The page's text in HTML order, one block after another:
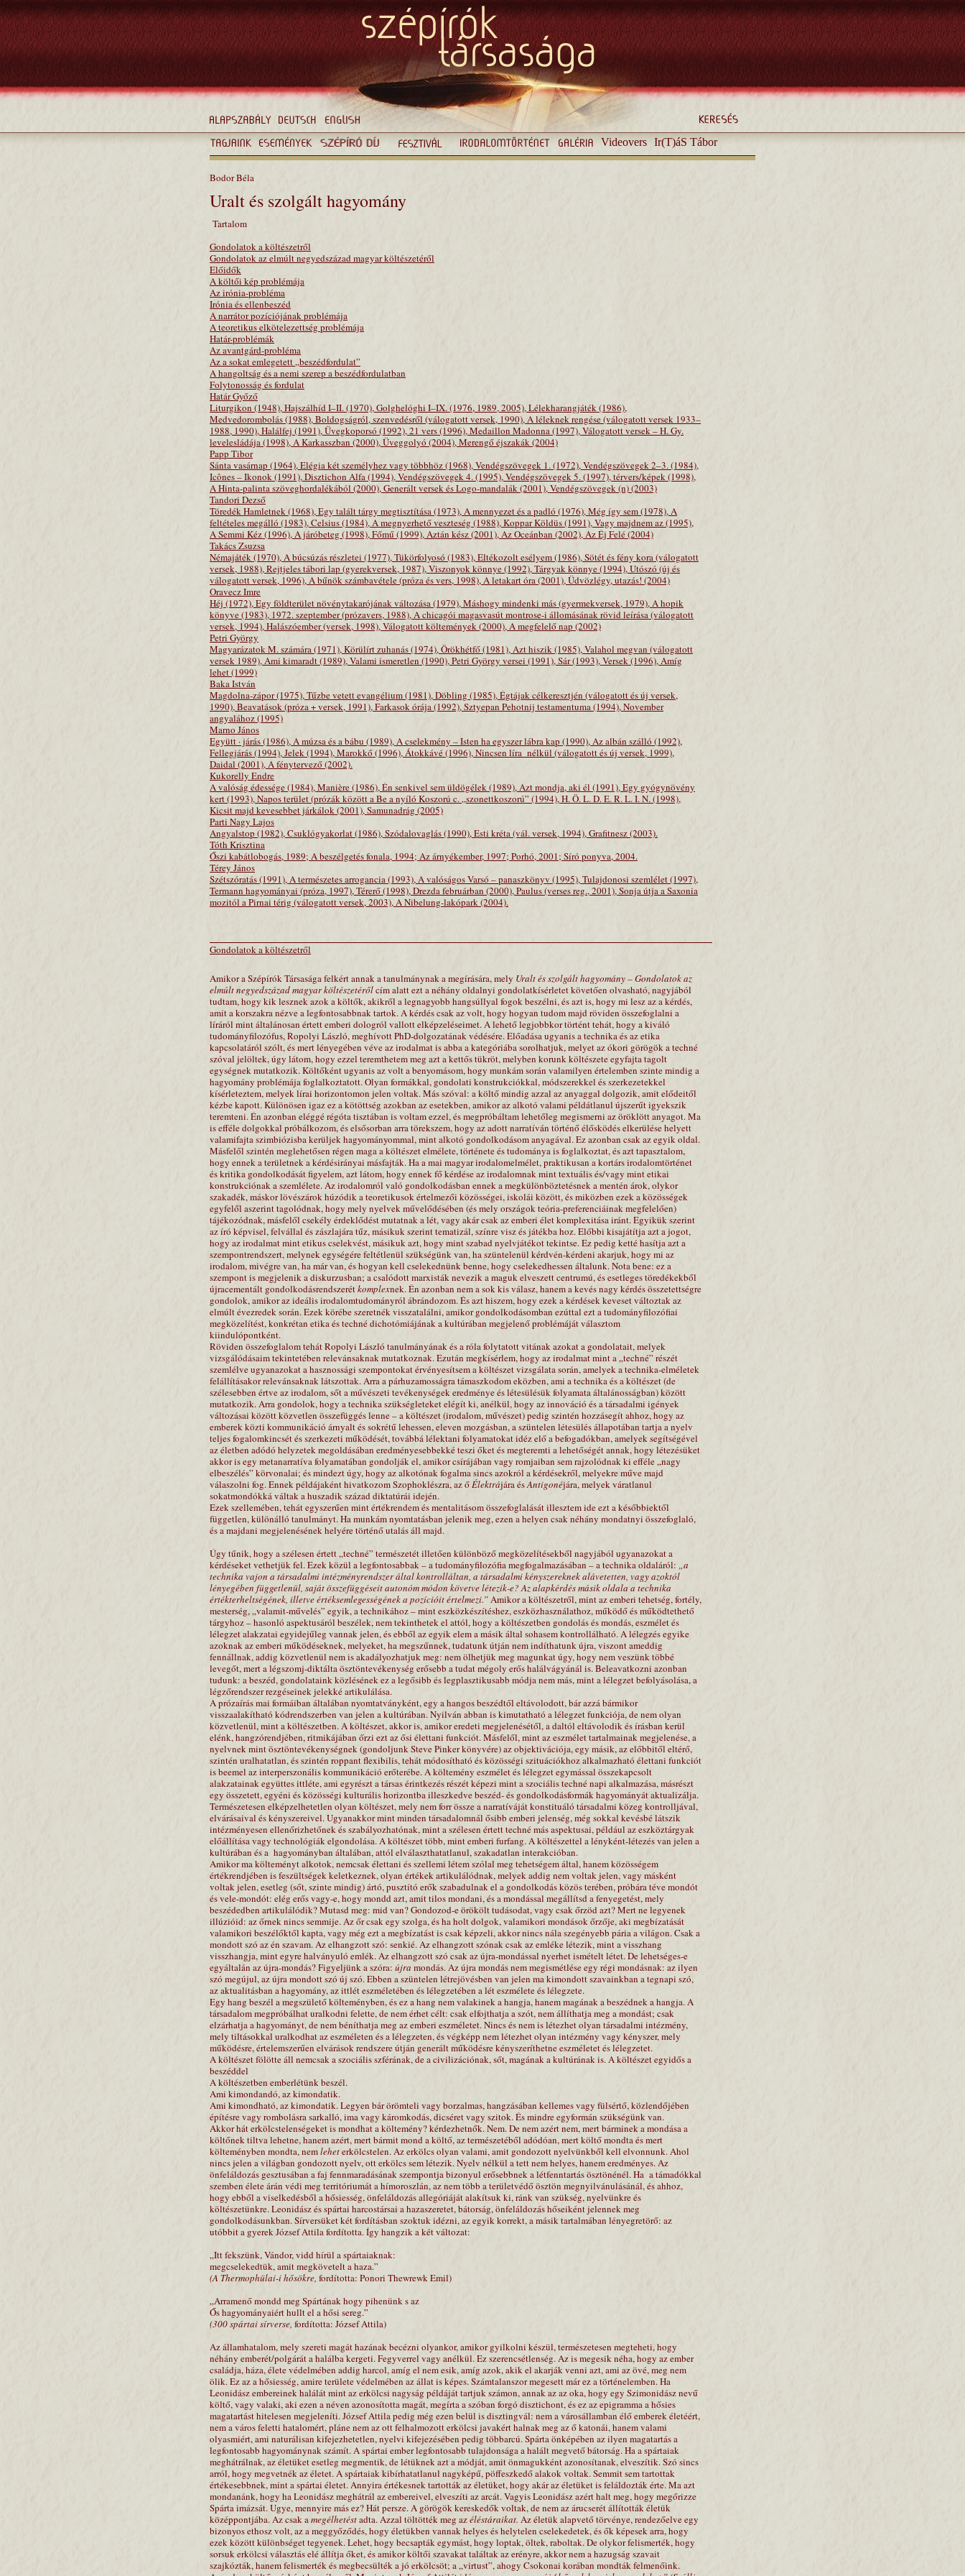
Videovers Ir(T)áS Tábor
Bodor Béla
Uralt és szolgált hagyomány
Tartalom
Gondolatok a költészetről
Gondolatok az elmúlt negyedszázad magyar költészetéről
Előidők
A költői kép problémája
Az irónia-probléma
Irónia és ellenbeszéd
A narrátor pozíciójának problémája
A teoretikus elkötelezettség problémája
Határ-problémák
Az avantgárd-probléma
Az a sokat emlegetett „beszédfordulat”
A hangoltság és a nemi szerep a beszédfordulatban
Folytonosság és fordulat
Határ Győző
Liturgikon (1948), Hajszálhíd I–II. (1970), Golghelóghi I–IX. (1976, 1989, 2005), Lélekharangjáték (1986),
Medvedorombolás (1988), Boldogságról, szenvedésről (válogatott versek, 1990), A léleknek rengése (válogatott versek 1933–
1988, 1990), Halálfej (1991), Üvegkoporsó (1992), 21 vers (1996), Medaillon Madonna (1997), Válogatott versek – H. Gy.
levelesládája (1998), A Karkasszban (2000), Üveggolyó (2004), Merengő éjszakák (2004)
Papp Tibor
Sánta vasárnap (1964), Elégia két személyhez vagy többhöz (1968), Vendégszövegek 1. (1972), Vendégszövegek 2–3. (1984),
Icônes – Ikonok (1991), Disztichon Alfa (1994), Vendégszövegek 4. (1995), Vendégszövegek 5. (1997), térvers/képek (1998),
A Hinta-palinta szöveghordalékából (2000), Generált versek és Logo-mandalák (2001), Vendégszövegek (n) (2003)
Tandori Dezső
Töredék Hamletnek (1968), Egy talált tárgy megtisztítása (1973), A mennyezet és a padló (1976), Még így sem (1978), A
feltételes megálló (1983), Celsius (1984), A megnyerhető veszteség (1988), Koppar Köldüs (1991), Vagy majdnem az (1995),
A Semmi Kéz (1996), A járóbeteg (1998), Főmű (1999), Aztán kész (2001), Az Oceánban (2002), Az Éj Felé (2004)
Takács Zsuzsa
Némajáték (1970), A búcsúzás részletei (1977), Tükörfolyosó (1983), Eltékozolt esélyem (1986), Sötét és fény kora (válogatott
versek, 1988), Rejtjeles tábori lap (gyerekversek, 1987), Viszonyok könnye (1992), Tárgyak könnye (1994), Utószó (új és
válogatott versek, 1996), A bűnök számbavétele (próza és vers, 1998), A letakart óra (2001), Üdvözlégy, utazás! (2004)
Oravecz Imre
Héj (1972), Egy földterület növénytakarójának változása (1979), Máshogy mindenki más (gyermekversek, 1979), A hopik
könyve (1983), 1972. szeptember (prózavers, 1988), A chicagói magasvasút montrose-i állomásának rövid leírása (válogatott
versek, 1994), Halászóember (versek, 1998), Válogatott költemények (2000), A megfelelő nap (2002)
Petri György
Magyarázatok M. számára (1971), Körülírt zuhanás (1974), Örökhétfő (1981), Azt hiszik (1985), Valahol megvan (válogatott
versek 1989), Ami kimaradt (1989), Valami ismeretlen (1990), Petri György versei (1991), Sár (1993), Versek (1996), Amíg
lehet (1999)
Baka István
Magdolna-zápor (1975), Tűzbe vetett evangélium (1981), Döbling (1985), Égtájak célkeresztjén (válogatott és új versek,
1990), Beavatások (próza + versek, 1991), Farkasok órája (1992), Sztyepan Pehotnij testamentuma (1994), November
angyalához (1995)
Marno János
Együtt · járás (1986), A múzsa és a bábu (1989), A cselekmény – Isten ha egyszer lábra kap (1990), Az albán szálló (1992),
Fellegjárás (1994), Jelek (1994), Marokkő (1996), Átokkávé (1996), Nincsen líra nélkül (válogatott és új versek, 1999),
Daidal (2001), A fénytervező (2002).
Kukorelly Endre
A valóság édessége (1984), Manière (1986), Én senkivel sem üldögélek (1989), Azt mondja, aki él (1991), Egy gyógynövény
kert (1993), Napos terület (prózák között a Be a nyíló Koszorú c. „szonettkoszorú” (1994), H. Ö. L. D. E. R. L. I. N. (1998),
Kicsit majd kevesebbet járkálok (2001), Samunadrág (2005)
Parti Nagy Lajos
Angyalstop (1982), Csuklógyakorlat (1986), Szódalovaglás (1990), Esti kréta (vál. versek, 1994), Grafitnesz (2003).
Tóth Krisztina
Őszi kabátlobogás, 1989; A beszélgetés fonala, 1994; Az árnyékember, 1997; Porhó, 2001; Síró ponyva, 2004.
Térey János
Szétszóratás (1991), A természetes arrogancia (1993), A valóságos Varsó – panaszkönyv (1995), Tulajdonosi szemlélet (1997),
Termann hagyományai (próza, 1997), Térerő (1998), Drezda februárban (2000), Paulus (verses reg., 2001), Sonja útja a Saxonia
mozitól a Pirnai térig (válogatott versek, 2003), A Nibelung-lakópark (2004).
Gondolatok a költészetről
Amikor a Szépírók Társasága felkért annak a tanulmánynak a megírására, mely Uralt és szolgált hagyomány – Gondolatok az
elmúlt negyedszázad magyar költészetérőlcím alatt ezt a néhány oldalnyi gondolatkísérletet követően olvasható, nagyjából
tudtam, hogy kik lesznek azok a költők, akikről a legnagyobb hangsúllyal fogok beszélni, és azt is, hogy mi lesz az a kérdés,
amit a korszakra nézve a legfontosabbnak tartok. A kérdés csak az volt, hogy hogyan tudom majd röviden összefoglalni a
líráról mint általánosan értett emberi dologról vallott elképzeléseimet. A lehető legjobbkor történt tehát, hogy a kiváló
tudományfilozófus, Ropolyi László, meghívott PhD-dolgozatának védésére. Előadása ugyanis a technika és az etika
kapcsolatáról szólt, és mert lényegében véve az irodalmat is abba a kategóriába sorolhatjuk, melyet az ókori görögök a techné
szóval jelöltek, úgy látom, hogy ezzel teremthetem meg azt a kettős tükröt, melyben korunk költészete egyfajta tagolt
egységnek mutatkozik. Költőként ugyanis az volt a benyomásom, hogy munkám során valamilyen értelemben szinte mindig a
hagyomány problémája foglalkoztatott. Olyan formákkal, gondolati konstrukciókkal, módszerekkel és szerkezetekkel
kísérleteztem, melyek lírai horizontomon jelen voltak. Más szóval: a költő mindig azzal az anyaggal dolgozik, amit elődeitől
kézbe kapott. Különösen igaz ez a kötöttség azokban az esetekben, amikor az alkotó valami példátlanul újszerűt igyekszik
teremteni. Én azonban eléggé régóta tisztában is voltam ezzel, és megpróbáltam lehetőleg megismerni az öröklött anyagot. Ma
is efféle dolgokkal próbálkozom, és elsősorban arra törekszem, hogy az adott narratíván történő élősködés elkerülése helyett
valamifajta szimbiózisba kerüljek hagyományommal, mint alkotó gondolkodásom anyagával. Ez azonban csak az egyik oldal.
Másfelől szintén meglehetősen régen maga a költészet elmélete, története és tudománya is foglalkoztat, és azt tapasztalom,
hogy ennek a területnek a kérdésirányai másfajták. Ha a mai magyar irodalomelmélet, praktikusan a kortárs irodalomtörténet
és kritika gondolkodását figyelem, azt látom, hogy ennek fő kérdése az irodalomnak mint textuális és/vagy mint etikai
konstrukciónak a szemlélete. Az irodalomról való gondolkodásban ennek a megkülönböztetésnek a mentén árok, olykor
szakadék, máskor lövészárok húzódik a teoretikusok értelmezői közösségei, iskolái között, és miközben ezek a közösségek
egyfelől aszerint tagolódnak, hogy mely nyelvek művelődésében (és mely országok teória-preferenciáinak megfelelően)
tájékozódnak, másfelől csekély érdeklődést mutatnak a lét, vagy akár csak az emberi élet komplexitása iránt. Egyikük szerint
az író képvisel, felvállal és zászlajára tűz, másikuk szerint tematizál, színre visz és játékba hoz. Előbbi kisajátítja azt a jogot,
hogy az irodalmat mint etikus cselekvést, másikuk azt, hogy mint szabad nyelvjátékot tekintse. Ez pedig ketté hasítja azt a
szempontrendszert, melynek egységére feltétlenül szükségünk van, ha szüntelenül kérdvén-kérdeni akarjuk, hogy mi az
irodalom, mivégre van, ha már van, és hogyan kell cselekednünk benne, hogy cselekedhessen általunk. Nota bene: ez a
szempont is megjelenik a diskurzusban; a csalódott marxisták nevezik a maguk elveszett centrumú, és esetleges töredékekből
újracementált gondolkodásrendszerétkomplexnek. Én azonban nem a sok kis válasz, hanem a kevés nagy kérdés összetettségre
gondolok, amikor az ideális irodalomtudományról ábrándozom. És azt hiszem, hogy ezek a kérdések keveset változtak az
elmúlt évezredek során. Ezek körébe szeretnék visszatalálni, amikor gondolkodásomban ezúttal ezt a tudományfilozófiai
megközelítést, konkrétan etika és techné dichotómiájának a kultúrában megjelenő problémáját választom
kiindulópontként.
Röviden összefoglalom tehát Ropolyi László tanulmányának és a róla folytatott vitának azokat a gondolatait, melyek
vizsgálódásaim tekintetében relevánsaknak mutatkoznak. Ezután megkísérlem, hogy az irodalmat mint a „techné” részét
szemlélve ugyanazokat a hasznossági szempontokat érvényesítsem a költészet vizsgálata során, amelyek a technika-elméletek
felállításakor relevánsaknak látszottak. Arra a párhuzamosságra támaszkodom eközben, ami a technika és a költészet (de
szélesebben értve az irodalom, sőt a művészeti tevékenységek eredménye és létesülésük folyamata általánosságban) között
mutatkozik. Arra gondolok, hogy a technika szükségleteket elégít ki, anélkül, hogy az innováció és a társadalmi igények
változásai között közvetlen összefüggés lenne – a költészet (irodalom, művészet) pedig szintén hozzásegít ahhoz, hogy az
emberek közti kommunikáció árnyalt és sokrétű lehessen, eleven mozgásban, a szüntelen létesülés állapotában tartja a nyelv
teljes fogalomkincsét és szerkezeti működését, továbbá lélektani folyamatokat idéz elő a befogadókban, amelyek segítségével
az életben adódó helyzetek megoldásában eredményesebbekké teszi őket és megteremti a lehetőségét annak, hogy létezésüket
akkor is egy metanarratíva folyamatában gondolják el, amikor csírájában vagy romjaiban sem rajzolódnak ki efféle „nagy
elbeszélés” körvonalai; és mindezt úgy, hogy az alkotónak fogalma sincs azokról a kérdésekről, melyekre műve majd
válaszolni fog. Ennek példájaként hivatkozom Szophoklészra, az őÉlektrájára ésAntigonéjára, melyek váratlanul
sokatmondókká váltak a huszadik század diktatúrái idején.
Ezek szellemében, tehát egyszerűen mint értékrendem és mentalitásom összefoglalását illesztem ide ezt a későbbiektől
független, különálló tanulmányt. Ha munkám nyomtatásban jelenik meg, ezen a helyen csak néhány mondatnyi összefoglaló,
és a majdani megjelenésének helyére történő utalás áll majd.
Úgy tűnik, hogy a szélesen értett „techné” természetét illetően különböző megközelítésekből nagyjából ugyanazokat a
kérdéseket vethetjük fel. Ezek közül a legfontosabbak – a tudományfilozófia megfogalmazásában – a technika oldaláról: „a
technika vajon a társadalmi intézményrendszer által kontrolláltan, a társadalmi kényszereknek alávetetten, vagy azoktól
lényegében függetlenül, saját összefüggéseit autonóm módon követve létezik-e? Az alapkérdés másik oldala a technika
értékterheltségének, illetve értéksemlegességének a pozícióit értelmezi.”Amikor a költészetről, mint az emberi tehetség, fortély,
mesterség, „valamit-művelés” egyik, a technikához – mint eszközkészítéshez, eszközhasználathoz, működő és működtethető
tárgyhoz – hasonló aspektusáról beszélek, nem tekinthetek el attól, hogy a költészetben gondolás és mondás, eszmélet és
lélegzet alakzatai egyidejűleg vannak jelen, és ebből az egyik elem a másik által sohasem kontrollálható. A lélegzés egyike
azoknak az emberi működéseknek, melyeket, ha megszűnnek, tudatunk útján nem indíthatunk újra, viszont ameddig
fennállnak, addig közvetlenül nem is akadályozhatjuk meg: nem ölhetjük meg magunkat úgy, hogy nem veszünk többé
levegőt, mert a légszomj-diktálta ösztöntevékenység erősebb a tudat mégoly erős halálvágyánál is. Beleavatkozni azonban
tudunk: a beszéd, gondolataink közlésének ez a legősibb és legplasztikusabb módja nem más, mint a lélegzet befolyásolása, a
légzőrendszer rezgéseinek jelekké artikulálása.
A prózaírás mai formáiban általában nyomtatványként, egy a hangos beszédtől eltávolodott, bár azzá bármikor
visszaalakítható kódrendszerben van jelen a kultúrában. Nyilván abban is kimutatható a lélegzet funkciója, de nem olyan
közvetlenül, mint a költészetben. A költészet, akkor is, amikor eredeti megjelenésétől, a daltól eltávolodik és írásban kerül
elénk, hangzórendjében, ritmikájában őrzi ezt az ősi élettani funkciót. Másfelől, mint az eszmélet tartalmainak megjelenése, a
nyelvnek mint ösztöntevékenységnek (gondoljunk Steve Pinker könyvére) az objektivációja, egy másik, az előbbitől eltérő,
szintén uralhatatlan, és szintén roppant flexibilis, tehát módosítható és közösségi szituációkhoz alkalmazható élettani funkciót
is beemel az interperszonális kommunikáció erőterébe. A költemény eszmélet és lélegzet egymással összekapcsolt
alakzatainak együttes ittléte, ami egyrészt a társas érintkezés részét képezi mint a szociális techné napi alkalmazása, másrészt
egy összetett, egyéni és közösségi kulturális horizontba illeszkedve beszéd- és gondolkodásformák hagyományát aktualizálja.
Természetesen elképzelhetetlen olyan költészet, mely nem forr össze a narratíváját konstituáló társadalmi közeg kontrolljával,
elvárásaival és kényszereivel. Ugyanakkor mint minden társadalomnál ősibb emberi jelenség, még sokkal kevésbé látszik
intézményesen ellenőrizhetőnek és szabályozhatónak, mint a szélesen értett techné más aspektusai, például az eszköztárgyak
előállítása vagy technológiák elgondolása. A költészet több, mint emberi furfang. A költészettel a lényként-létezés van jelen a
kultúrában és a hagyományban általában, attól elválaszthatatlanul, szakadatlan interakcióban.
Amikor ma költeményt alkotok, nemcsak élettani és szellemi létem szólal meg tehetségem által, hanem közösségem
értékrendjében is feszültségek keletkeznek, olyan értékek artikulálódnak, melyek addig nem voltak jelen, vagy másként
voltak jelen, esetleg (sőt, szinte mindig) ártó, pusztító erők szabadulnak el a gondolkodás közös terében, próbára téve mondót
és vele-mondót: elég erős vagy-e, hogy mondd azt, amit tilos mondani, és a mondással megállítsd a fenyegetést, mely
beszédedben artikulálódik? Mutasd meg: mid van? Gondozod-e örökölt tudásodat, vagy csak őrzöd azt? Mert ne legyenek
illúzióid: az őrnek nincs semmije. Az őr csak egy szolga, és ha holt dolgok, valamikori mondások őrzője, aki megbízatását
valamikori beszélőktől kapta, vagy még ezt a megbízatást is csak képzeli, akkor nincs nála szegényebb pária a világon. Csak a
mondott szó az én szavam. Az elhangzott szó: senkié. Az elhangzott szónak csak az emléke létezik, mint a visszhang
visszhangja, mint egyre halványuló emlék. Az elhangzott szó csak az újra-mondással nyerhet ismételt létet. De lehetséges-e
egyáltalán az újra-mondás? Figyeljünk a szóra: újra mondás. Az újra mondás nem megismétlése egy régi mondásnak: az ilyen
szó megújul, az újra mondott szó új szó. Ebben a szüntelen létrejövésben van jelen ma kimondott szavainkban a tegnapi szó,
az aktualitásban a hagyomány, az ittlét eszméletében és lélegzetében a lét eszmélete és lélegzete.
Egy hang beszél a megszülető költeményben, és ez a hang nem valakinek a hangja, hanem magának a beszédnek a hangja. A
társadalom megpróbálhat uralkodni felette, de nem érhet célt: csak elfojthatja a szót, nem állíthatja meg a mondást; csak
elzárhatja a hagyományt, de nem béníthatja meg az emberi eszméletet. Nincs és nem is létezhet olyan társadalmi intézmény,
mely tiltásokkal uralkodhat az eszméleten és a lélegzeten, és végképp nem létezhet olyan intézmény vagy kényszer, mely
működésre, értelemszerűen elvárások rendszere útján generált működésre kényszeríthetne eszméletet és lélegzetet.
A költészet fölötte áll nemcsak a szociális szférának, de a civilizációnak, sőt, magának a kultúrának is. A költészet egyidős a
beszéddel
A költészetben emberlétünk beszél.
Ami kimondandó, az kimondatik.
Ami kimondható, az kimondatik. Legyen bár örömteli vagy borzalmas, hangzásában kellemes vagy fülsértő, közlendőjében
építésre vagy rombolásra sarkalló, ima vagy káromkodás, dicséret vagy szitok. És mindre egyformán szükségünk van.
Akkor hát erkölcstelenségeket is mondhat a költemény? kérdezhetnők. Nem. De nem azért nem, mert bárminek a mondása a
költőnek tiltva lehetne, hanem azért, mert bármit mond a költő, az természetéből adódóan, mert költő mondta és mert
költeményben mondta, nemleheterkölcstelen. Az erkölcs olyan valami, amit gondozott nyelvünkből kell elvonnunk. Ahol
nincs jelen a világban gondozott nyelv, ott erkölcs sem létezik. Nyelv nélkül a tett nem helyes, hanem eredményes. Az
önfeláldozás gesztusában a faj fennmaradásának szempontja bizonyul erősebbnek a létfenntartás ösztönénél. Ha a támadókkal
szemben élete árán védi meg territóriumát a hímoroszlán, az nem több a területvédő ösztön megnyilvánulásánál, és ahhoz,
hogy ebből a viselkedésből a hősiesség, önfeláldozás allegóriáját alakítsuk ki, ránk van szükség, nyelvünkre és
költészetünkre. Leonidász és spártai harcostársai a hazaszeretet, bátorság, önfeláldozás hőseiként jelennek meg
gondolkodásunkban. Sírversüket két fordításban szoktuk idézni, az egyik korrekt, a másik tartalmában lényegretörő: az
utóbbit a gyerek József Attila fordította. Így hangzik a két változat:
„Itt fekszünk, Vándor, vidd hírül a spártaiaknak:
megcselekedtük, amit megkövetelt a haza.”
(A Thermophülai-i hősökre, fordította: Ponori Thewrewk Emil)
„Arramenő mondd meg Spártának hogy pihenünk s az
Ős hagyományaiért hullt el a hősi sereg.”
(300 spártai sírverse, fordította: József Attila)
Az államhatalom, mely szereti magát hazának becézni olyankor, amikor gyilkolni készül, természetesen megteheti, hogy
néhány emberét/polgárát a halálba kergeti. Fegyverrel vagy anélkül. Ez szerencsétlenség. Az is megesik néha, hogy az ember
családja, háza, élete védelmében addig harcol, amíg el nem esik, amíg azok, akik el akarják venni azt, ami az övé, meg nem
ölik. Ez az a hősiesség, amire területe védelmében az állat is képes. Számtalanszor megesett már ez a történelemben. Ha
Leonidász embereinek halálát mint az erkölcsi nagyság példáját tartjuk számon, annak az az oka, hogy egy Szimonidász nevű
költő, vagy valaki, aki ezen a néven azonosította magát, megírta a szóban forgó disztichont, és ez az epigramma a hősies
magatartást hitelesen megjeleníti. József Attila pedig még ezen belül is disztingvál: nem a városállamban élő emberek életéért,
nem a város feletti hatalomért, pláne nem az ott felhalmozott erkölcsi javakért halnak meg az ő katonái, hanem valami
olyasmiért, ami naturálisan kifejezhetetlen, nyelvi kifejezésében pedig többarcú. Spárta önképében az ilyen magatartás a
legfontosabb hagyománynak számít. A spártai ember legfontosabb tulajdonsága a halált megvető bátorság. Ha a spártaiak
meghátrálnak, az életüket esetleg megmentik, de létüknek azt a módját, amit önmagukként azonosítanak, elveszítik. Szó sincs
arról, hogy megvetnék az életet. A spártaiak kibírhatatlanul nagyképű, pöffeszkedő alakok voltak. Semmit sem tartottak
értékesebbnek, mint a spártai életet. Annyira értékesnek tartották az életüket, hogy akár az életüket is feláldozták érte. Ma azt
mondanánk, hogy ha Leonidász meghátrál az embereivel, elveszíti az arcát. Vagyis Leonidász azért halt meg, hogy megőrizze
Spárta imázsát. Ugye, mennyire más ez? Hát persze. A görögök kereskedők voltak, de nem az árucserét állították életük
középpontjába. Az csak amegélhetéstadta. Azzal töltötték meg azéléstáraikat. Az életük alapvető törvénye, rendezőelve egy
bizonyos ethosz volt, az a meggyőződés, hogy életükben vannak helyes és helytelen cselekedetek, és ők képesek arra, hogy
ezek között különbséget tegyenek. Lehet, hogy becsapták egymást, hogy loptak, öltek, raboltak. De olykor felismerték, hogy
sorsuk erkölcsi választás elé állítja őket, és amikor költői szavakat találtak az erényre, akkor nem a hazugság szavait
szajkózták, hanem felismerték és megbecsülték a jó erkölcsöt; a „virtust”, ahogy Csokonai korában mondták felmenőink.